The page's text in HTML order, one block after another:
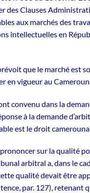
des Clauses
aux marchés des
intellectuelles en
que le marché est
en vigueur au Cameroun.
convenu dans la
à la demande
est le droit
sur la qualité
arbitral a, dans le
qualité devait être
par. 127), retenant